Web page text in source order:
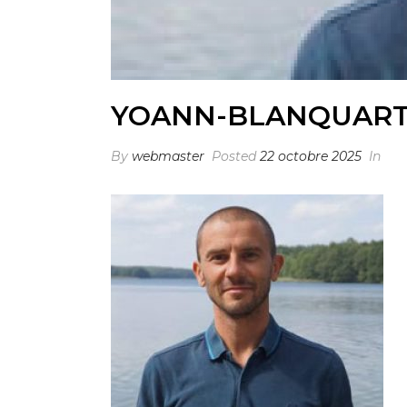
YOANN-
By webmaster Posted22 octobre 2025 In